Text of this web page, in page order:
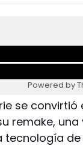
Powered by
se convirtió
remake,
tecnología